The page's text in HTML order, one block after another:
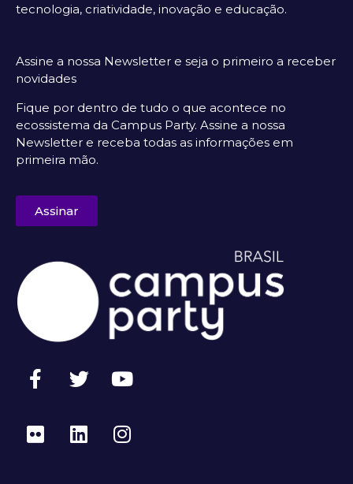
tecnologia, criatividade, inovação e educação.
Assine a nossa Newsletter e seja o primeiro a receber
novidades
Fique por dentro de tudo o que acontece no
ecossistema da Campus Party. Assine a nossa
Newsletter e receba todas as informações em
primeira mão.
Assinar